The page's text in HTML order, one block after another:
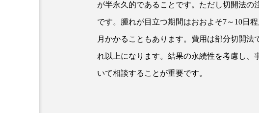
が半永久的であることです。ただし切開法の
です。腫れが目立つ期間はおおよそ7～10日
月かかることもあります。費用は部分切開法
れ以上になります。結果の永続性を考慮し、
いて相談することが重要です。